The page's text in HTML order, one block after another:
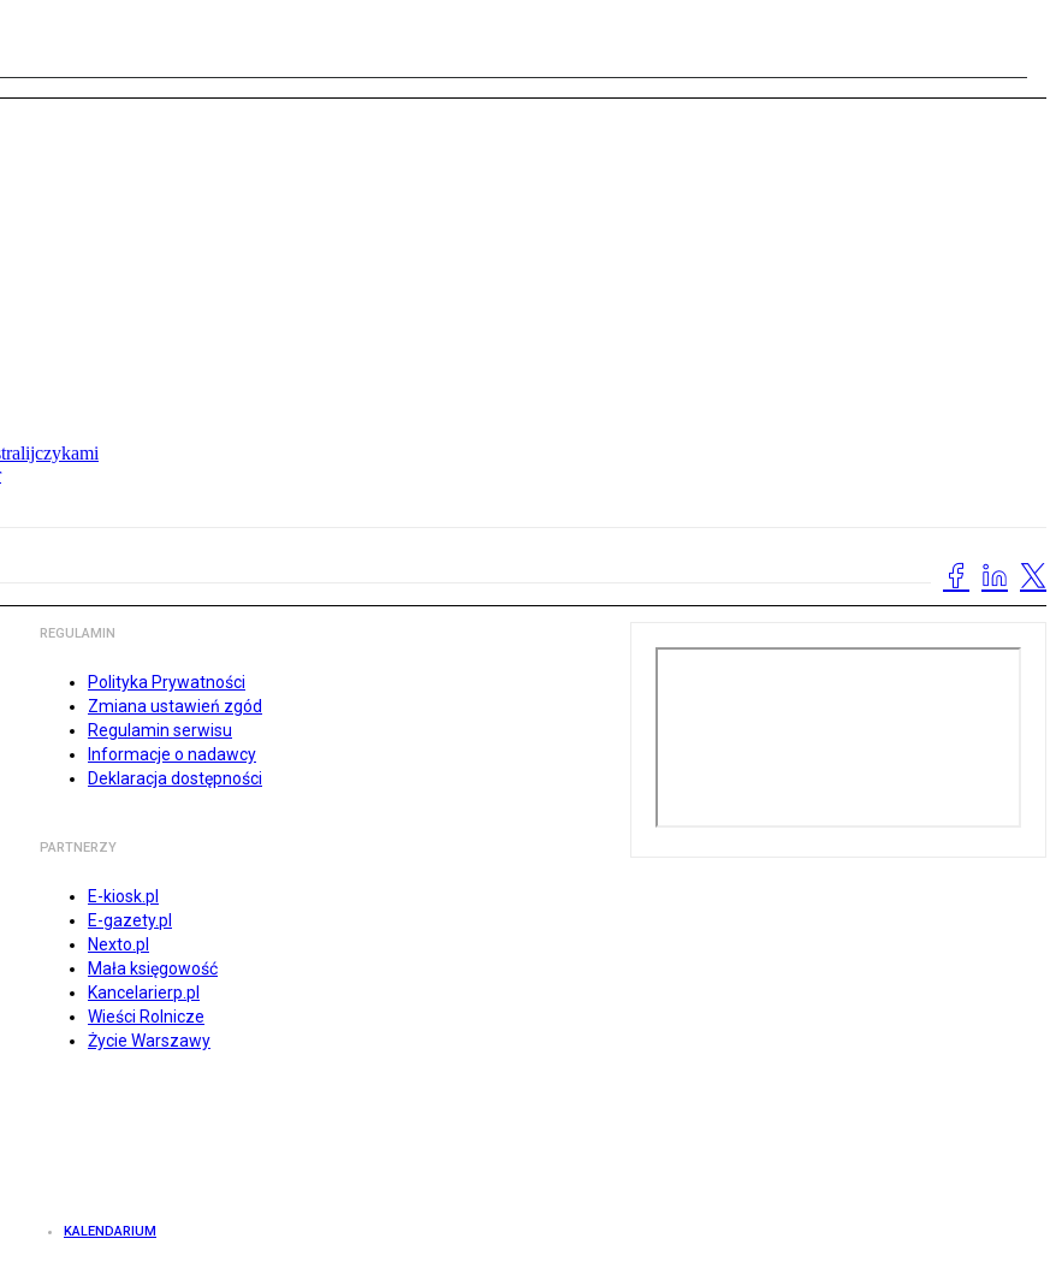
REGULAMIN
Polityka Prywatności
Zmiana ustawień zgód
Regulamin serwisu
Informacje o nadawcy
Deklaracja dostępności
PARTNERZY
E-kiosk.pl
E-gazety.pl
Nexto.pl
Mała księgowość
Kancelarierp.pl
Wieści Rolnicze
Życie Warszawy
KALENDARIUM